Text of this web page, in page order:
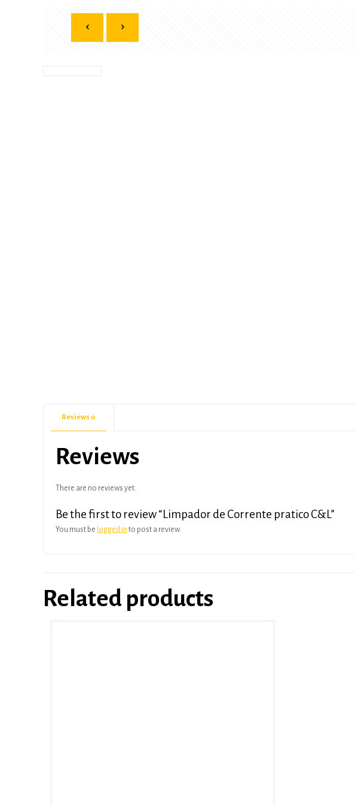
Reviews 0
Reviews
There are no reviews yet.
Be the first to review “Limpador de Corrente pratico C&L”
You must be logged in to post a review.
Related products